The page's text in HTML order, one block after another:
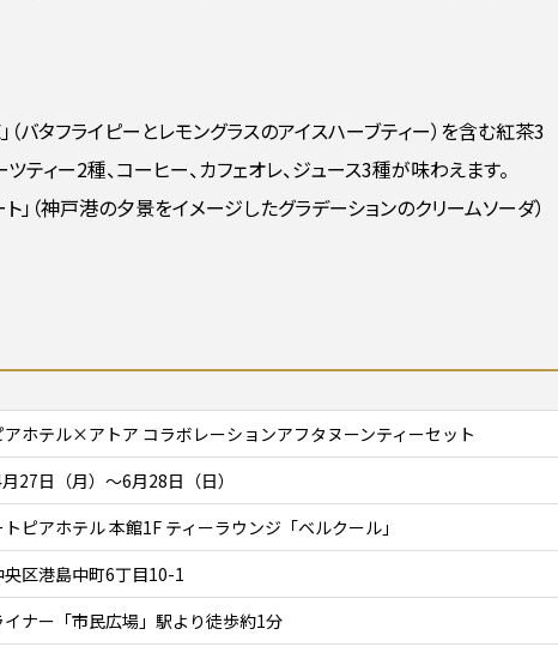
（バタフライピーとレモングラスのアイスハーブティー）を含む紅茶3
ティー2種、コーヒー、カフェオレ、ジュース3種が味わえます。
」（神戸港の夕景をイメージしたグラデーションのクリームソーダ）
ホテル×アトア コラボレーションアフタヌーンティーセット
27日（月）〜6月28日（日）
ピアホテル 本館1F ティーラウンジ「ベルクール」
区港島中町6丁目10-1
ナー「市民広場」駅より徒歩約1分